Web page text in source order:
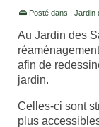
Posté dans : Jardin
Au Jardin des
afin de
jardin.
Celles-ci sont
plus